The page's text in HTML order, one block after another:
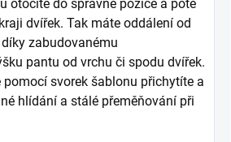
otočíte do správné pozice a poté
dvířek. Tak máte oddálení od
zabudovanému
pantu od vrchu či spodu dvířek.
pomocí svorek šablonu přichytíte a
hlídání a stálé přeměňování při